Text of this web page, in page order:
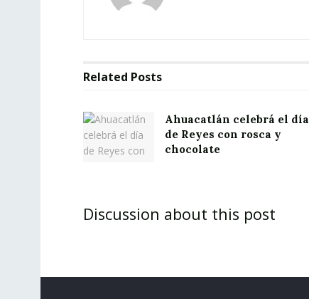
Related Posts
Ahuacatlán celebrá el día
de Reyes con rosca y
chocolate
Discussion about this post